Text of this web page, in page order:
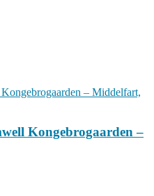
Kongebrogaarden –